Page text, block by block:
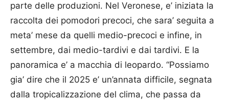
parte delle produzioni. Nel Veronese, e’ iniziata la
raccolta dei pomodori precoci, che sara’ seguita a
meta’ mese da quelli medio-precoci e infine, in
settembre, dai medio-tardivi e dai tardivi. E la
panoramica e’ a macchia di leopardo. “Possiamo
gia’ dire che il 2025 e’ un’annata difficile, segnata
dalla tropicalizzazione del clima, che passa da